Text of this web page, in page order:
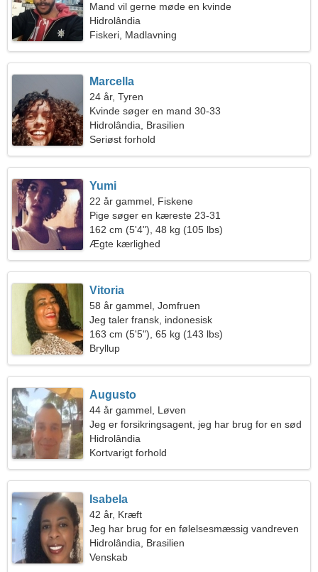
Mand vil gerne møde en kvinde
Hidrolândia
Fiskeri, Madlavning
Marcella
24 år, Tyren
Kvinde søger en mand 30-33
Hidrolândia, Brasilien
Seriøst forhold
Yumi
22 år gammel, Fiskene
Pige søger en kæreste 23-31
162 cm (5'4"), 48 kg (105 lbs)
Ægte kærlighed
Vitoria
58 år gammel, Jomfruen
Jeg taler fransk, indonesisk
163 cm (5'5"), 65 kg (143 lbs)
Bryllup
Augusto
44 år gammel, Løven
Jeg er forsikringsagent, jeg har brug for en sød
kvinde
Hidrolândia
Kortvarigt forhold
Isabela
42 år, Kræft
Jeg har brug for en følelsesmæssig vandreven
Hidrolândia, Brasilien
Venskab